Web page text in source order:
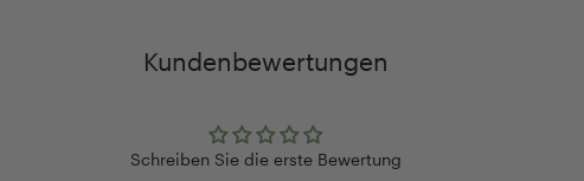
Kundenbewertungen
Schreiben Sie die erste Bewertung